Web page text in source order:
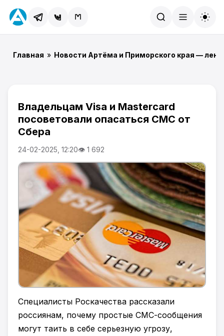
Главная » Новости Артёма и Приморского края —
Владельцам Visa и Mastercard
посоветовали опасаться СМС от
Сбера
24-02-2025, 12:20👁 1 692
Специалисты Роскачества рассказали
россиянам, почему простые СМС-сообщения
могут таить в себе серьезную угрозу,